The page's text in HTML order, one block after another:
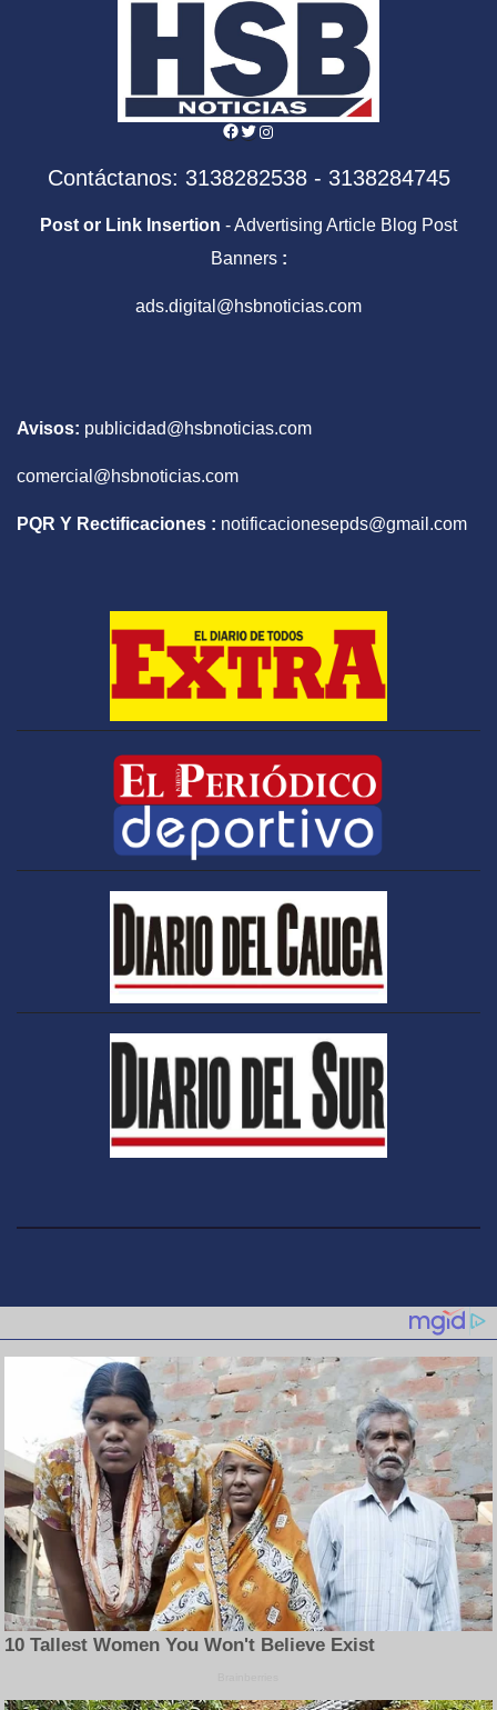
Facebook
Twitter
Instagram
Contáctanos: 3138282538 - 3138284745
Post or Link Insertion - Advertising Article Blog Post
Banners :
ads.digital@hsbnoticias.com
Avisos: publicidad@hsbnoticias.com
comercial@hsbnoticias.com
PQR Y Rectificaciones : notificacionesepds@gmail.com